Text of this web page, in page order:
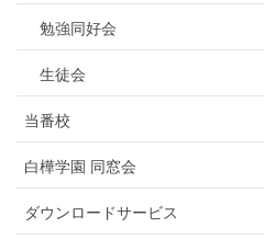
勉強同好会
生徒会
当番校
白樺学園 同窓会
ダウンロードサービス